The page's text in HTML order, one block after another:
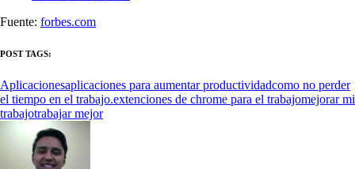
Fuente: forbes.com
POST TAGS:
Aplicacionesaplicaciones para aumentar productividadcomo no perder
el tiempo en el trabajo.extenciones de chrome para el trabajomejorar mi
trabajotrabajar mejor